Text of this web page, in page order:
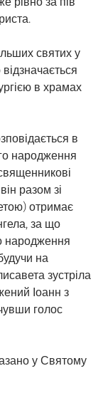
святих у
в храмах
в
народження
разом зі
отримає
за що
народження
на
зустріла
Іоанн з
голос
у Святому